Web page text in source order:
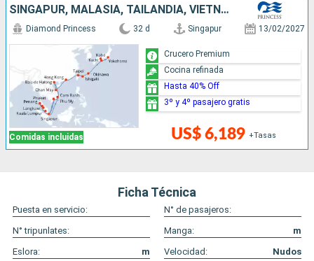
SINGAPUR, MALASIA, TAILANDIA, VIETNAM, CHINA, TAIWÁN, JAPÓN
Comidas incluidas
Diamond Princess 32 d Singapur 13/02/2027
US$ 6,189 +Tasas
Crucero Premium
Cocina refinada
Hasta 40% Off
3º y 4º pasajero gratis
Ficha Técnica
Puesta en servicio:
N° de pasajeros:
N° tripunlates:
Manga:
m
Eslora:
m Velocidad: Nudos